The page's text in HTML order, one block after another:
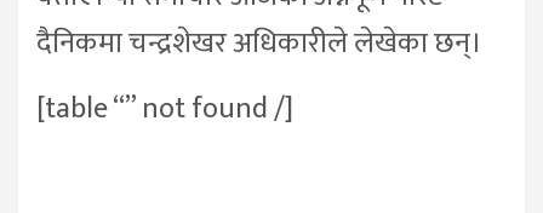
दैनिकमा चन्द्रशेखर अधिकारीले लेखेका छन्।
[table “” not found /]